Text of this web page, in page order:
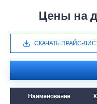
Цены на
СКАЧАТЬ ПРАЙС-
Наименование